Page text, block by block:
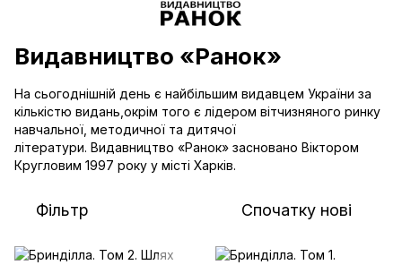
Видавництво «Ранок»
На сьогоднішній день є найбільшим видавцем України за
кількістю видань,окрім того є лідером вітчизняного ринку
навчальної, методичної та дитячої
літератури. Видавництво «Ранок» засновано Віктором
Кругловим 1997 року у місті Харків.
Фільтр Спочатку нові